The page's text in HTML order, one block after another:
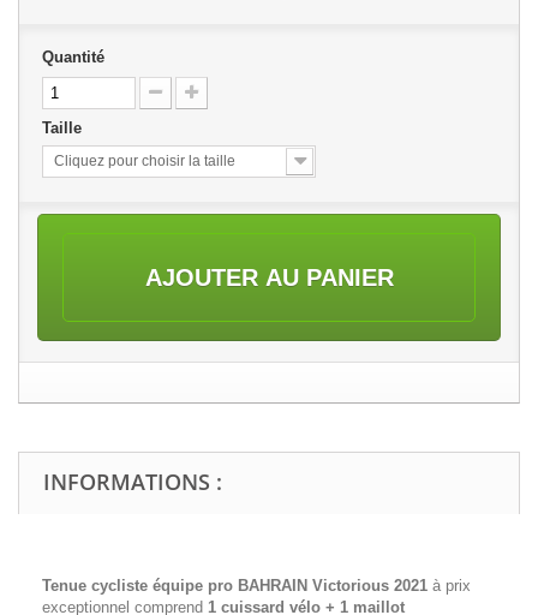
Quantité
Taille
Cliquez pour choisir la taille
AJOUTER AU PANIER
INFORMATIONS :
Tenue cycliste équipe pro BAHRAIN Victorious 2021 à prix
exceptionnel comprend 1 cuissard vélo + 1 maillot